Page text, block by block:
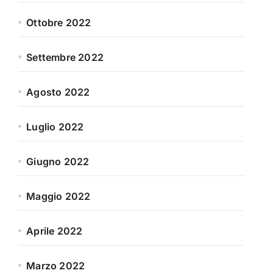
Ottobre 2022
Settembre 2022
Agosto 2022
Luglio 2022
Giugno 2022
Maggio 2022
Aprile 2022
Marzo 2022